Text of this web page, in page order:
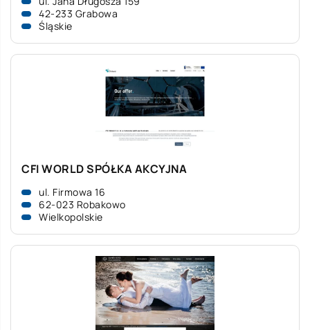
42-233 Grabowa
Śląskie
CFI WORLD SPÓŁKA AKCYJNA
ul. Firmowa 16
62-023 Robakowo
Wielkopolskie